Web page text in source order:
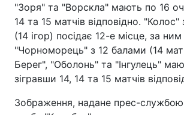
"Зоря" та "Ворскла" мають по 16
14 та 15 матчів відповідно.
(14 ігор) посідає 12-е місце, за ним
"Чорноморець" з 12 балами (14
Берег", "Оболонь" та "Інгулець"
зігравши 14, 14 та 15 матчів
Зображення, надане прес-